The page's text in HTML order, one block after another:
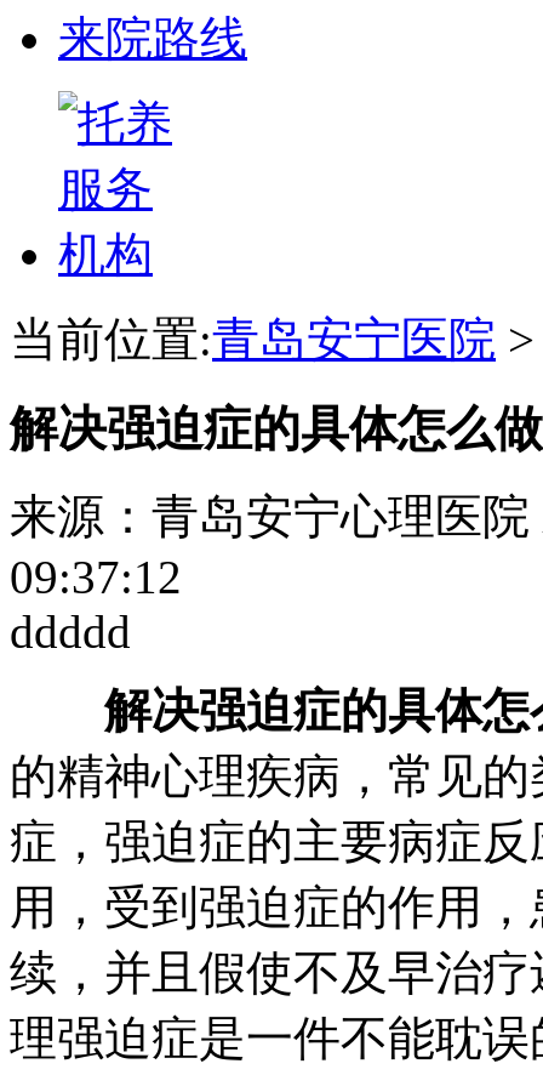
来院路线
当前位置:青岛安宁医院
解决强迫症的具体怎么
来源：青岛安宁心理医院
09:37:12
ddddd
解决强迫症的具体
的精神心理疾病，常见
症，强迫症的主要病症
用，受到强迫症的作用
续，并且假使不及早治
理强迫症是一件不能耽